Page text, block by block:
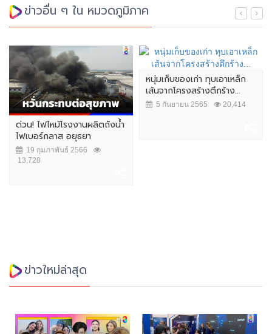
ข่าวอื่น ๆ ใน หมวดภูมิภาค
ด่วน! ไฟไหม้โรงงานผลิตถังน้ำ
ไฟเบอร์กลาส อยุธยา
19 กุมภาพันธ์ 2566
13,728
หนุ่มเก็บของเก่า ทุบเอาเหล็ก
เส้นจากโครงสร้างตึกร้าง...
5 กันยายน 2565 20,414
ข่าวใหม่ล่าสุด